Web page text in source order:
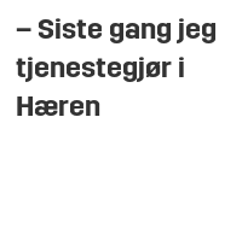
– Siste gang jeg
tjenestegjør i
Hæren